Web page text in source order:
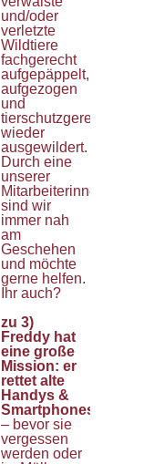
und/oder
verletzte
Wildtiere
fachgerecht
aufgepäppelt,
aufgezogen
und
tierschutzgerecht
wieder
ausgewildert.
Durch eine
unserer
Mitarbeiterinnen
sind wir
immer nah
am
Geschehen
und möchte
gerne helfen.
Ihr auch?
zu 3)
Freddy hat
eine große
Mission: er
rettet alte
Handys &
Smartphones
– bevor sie
vergessen
werden oder